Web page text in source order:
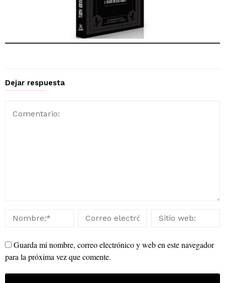
Dejar respuesta
Guarda mi nombre, correo electrónico y web en este navegador
para la próxima vez que comente.